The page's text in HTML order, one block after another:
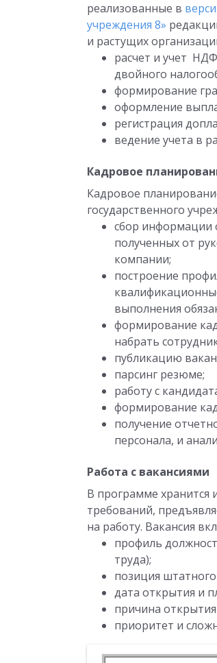
реализованные в
учреждения 8»
и растущих
расчет и учет
двойного
формирование
оформление
регистрация
ведение учета в
Кадровое
Кадровое
государственного
сбор информации
полученных от
компании;
построение
выполнения
формирование
набрать
публикацию
парсинг резюме;
работу с
формирование
получение
персонала, и
Работа с вакансиями
В программе хранится
требований,
на работу. Вакансия
профиль
труда);
позиция
дата открытия и
причина
приоритет и